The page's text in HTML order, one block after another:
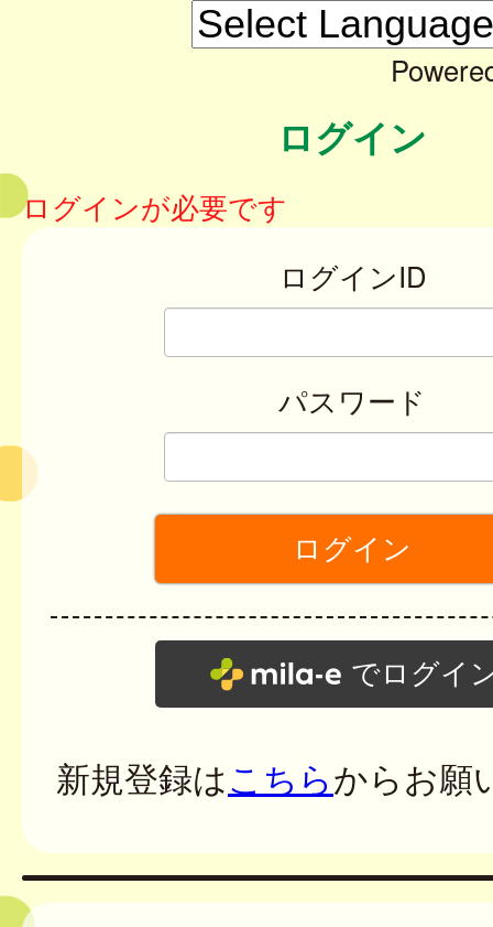
ログイン
ログインが必要です
ログインID
パスワード
でログイ
新規登録はこちらからお願